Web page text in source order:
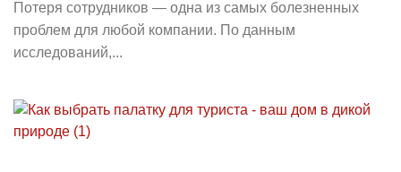
Потеря сотрудников — одна из самых болезненных
проблем для любой компании. По данным
исследований,...